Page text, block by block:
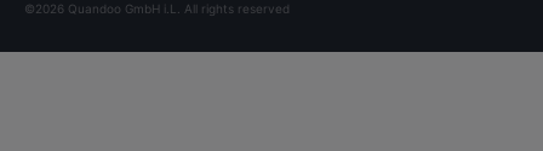
©2026 Quandoo GmbH i.L. All rights reserved